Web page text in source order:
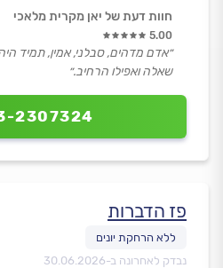
2307324
חוות דעת של יאן מקרית מלאכי
5.00
״אדם מדהים, סבלני, אמין, תמיד
שאלה ואפילו הרחיב.״
פז הדברות
נבדק לאחרונה ב-30.06.2026